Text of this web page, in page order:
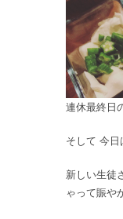
連休最終日
そして 今日
新しい生徒
ゃって賑や